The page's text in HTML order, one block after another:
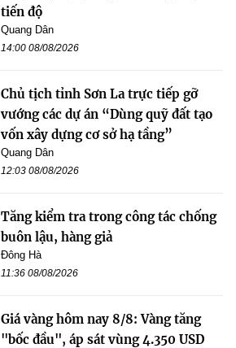
tiến độ
Quang Dân
14:00 08/08/2026
Chủ tịch tỉnh Sơn La trực tiếp gỡ
vướng các dự án “Dùng quỹ đất tạo
vốn xây dựng cơ sở hạ tầng”
Quang Dân
12:03 08/08/2026
Tăng kiểm tra trong công tác chống
buôn lậu, hàng giả
Đông Hà
11:36 08/08/2026
Giá vàng hôm nay 8/8: Vàng tăng
"bốc đầu", áp sát vùng 4.350 USD